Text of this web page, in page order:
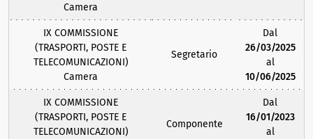
Camera
IX COMMISSIONE
(TRASPORTI, POSTE E
TELECOMUNICAZIONI)
Camera
Segretario
Dal
26/03/2025
al
10/06/2025
IX COMMISSIONE
(TRASPORTI, POSTE E
TELECOMUNICAZIONI)
Componente
Dal
16/01/2023
al